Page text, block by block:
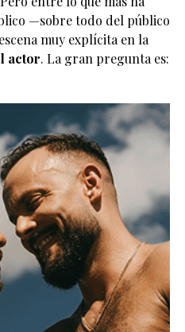
—sobre todo del público
muy explícita en la
actor. La gran pregunta es: